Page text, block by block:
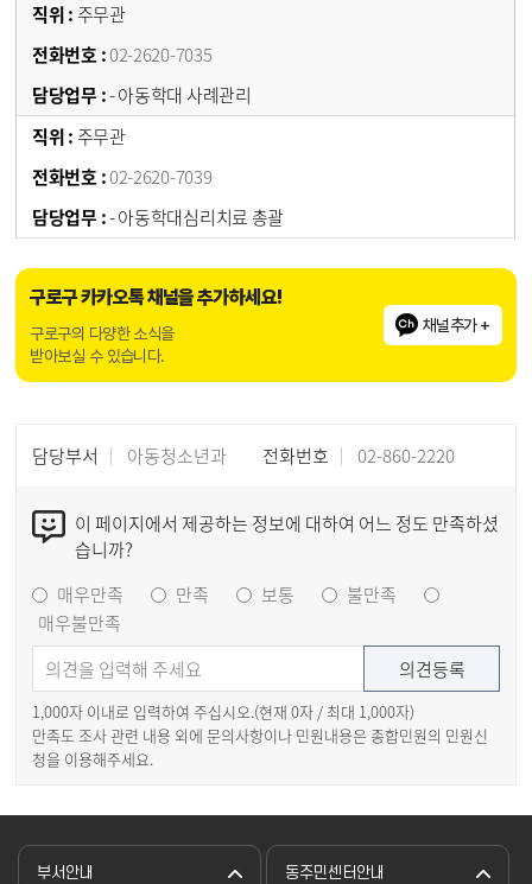
주무관
02-2620-7035
- 아동학대 사례관리
주무관
02-2620-7039
- 아동학대심리치료 총괄
구로구 카카오톡 채널을 추가하세요!
구로구의 다양한 소식을
받아보실 수 있습니다.
채널추가 +
담당부서 아동청소년과 전화번호 02-860-2220
이 페이지에서 제공하는 정보에 대하여 어느 정도 만족하셨
습니까?
매우만족
만족 보통
불만족
매우불만족
1,000자 이내로 입력하여 주십시오.(현재 0자 / 최대 1,000자)
만족도 조사 관련 내용 외에 문의사항이나 민원내용은 종합민원의 민원신
청을 이용해주세요.
부서안내 동주민센터안내